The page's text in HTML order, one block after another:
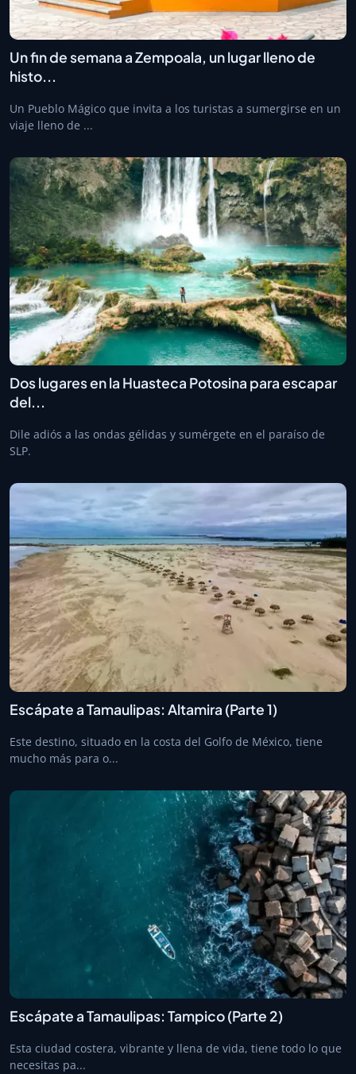
Un fin de semana a Zempoala, un lugar lleno de
histo...
Un Pueblo Mágico que invita a los turistas a sumergirse en un
viaje lleno de ...
Dos lugares en la Huasteca Potosina para escapar
del...
Dile adiós a las ondas gélidas y sumérgete en el paraíso de
SLP.
Escápate a Tamaulipas: Altamira (Parte 1)
Este destino, situado en la costa del Golfo de México, tiene
mucho más para o...
Escápate a Tamaulipas: Tampico (Parte 2)
Esta ciudad costera, vibrante y llena de vida, tiene todo lo que
necesitas pa...